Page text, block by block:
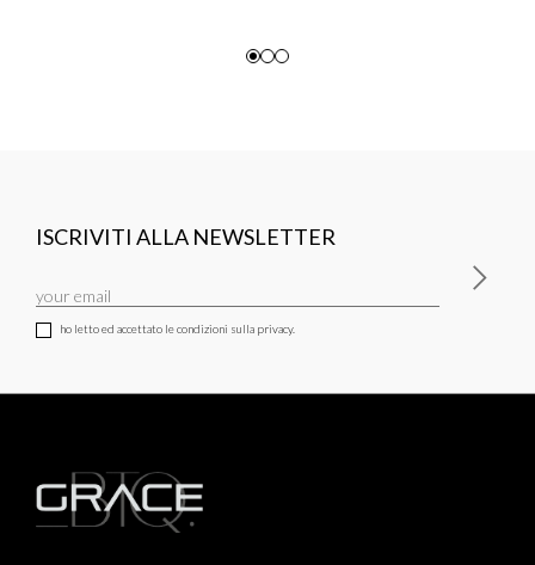
ISCRIVITI ALLA NEWSLETTER
ho letto ed accettato le condizioni sulla privacy.